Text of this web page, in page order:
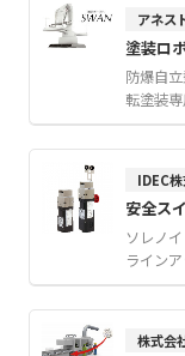
アネス
塗装ロ
防爆自
転塗装
IDEC
安全ス
ソレノ
ラインア
株式会